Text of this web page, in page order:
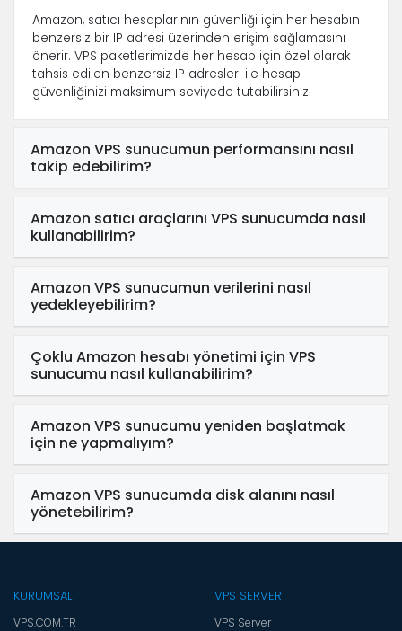
Amazon, satıcı hesaplarının güvenliği için her hesabın
benzersiz bir IP adresi üzerinden erişim sağlamasını
önerir. VPS paketlerimizde her hesap için özel olarak
tahsis edilen benzersiz IP adresleri ile hesap
güvenliğinizi maksimum seviyede tutabilirsiniz.
Amazon VPS sunucumun performansını nasıl
takip edebilirim?
Amazon satıcı araçlarını VPS sunucumda nasıl
kullanabilirim?
Amazon VPS sunucumun verilerini nasıl
yedekleyebilirim?
Çoklu Amazon hesabı yönetimi için VPS
sunucumu nasıl kullanabilirim?
Amazon VPS sunucumu yeniden başlatmak
için ne yapmalıyım?
Amazon VPS sunucumda disk alanını nasıl
yönetebilirim?
KURUMSAL
VPS.COM.TR
VPS SERVER
VPS Server